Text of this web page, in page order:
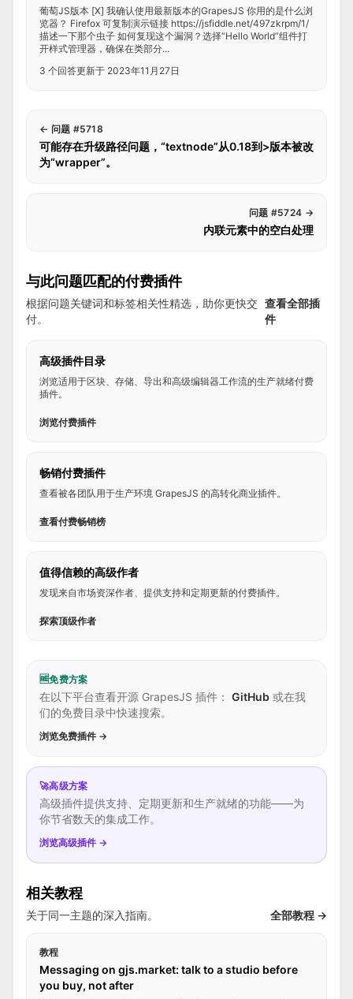
葡萄JS版本 [X] 我确认使用最新版本的GrapesJS 你用的是什么浏
览器？ Firefox 可复制演示链接 https://jsfiddle.net/497zkrpm/1/
描述一下那个虫子 如何复现这个漏洞？选择“Hello World”组件打
开样式管理器，确保在类部分...
3 个回答更新于 2023年11月27日
← 问题 #5718
可能存在升级路径问题，“textnode”从0.18到>版本被改
为“wrapper”。
问题 #5724 →
内联元素中的空白处理
与此问题匹配的付费插件
根据问题关键词和标签相关性精选，助你更快交
付。
查看全部插
件
高级插件目录
浏览适用于区块、存储、导出和高级编辑器工作流的生产就绪付费
插件。
浏览付费插件
畅销付费插件
查看被各团队用于生产环境 GrapesJS 的高转化商业插件。
查看付费畅销榜
值得信赖的高级作者
发现来自市场资深作者、提供支持和定期更新的付费插件。
探索顶级作者
🆓免费方案
在以下平台查看开源 GrapesJS 插件： GitHub 或在我
们的免费目录中快速搜索。
浏览免费插件 →
🚀高级方案
高级插件提供支持、定期更新和生产就绪的功能——为
你节省数天的集成工作。
浏览高级插件 →
相关教程
关于同一主题的深入指南。 全部教程 →
教程
Messaging on gjs.market: talk to a studio before
you buy, not after